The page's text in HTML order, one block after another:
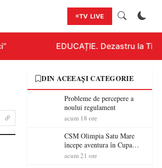
TV LIVE
EDUCAȚIE. Dezastru la
DIN ACEEAȘI CATEGORIE
Probleme de percepere a
noului regulament
acum 18 ore
CSM Olimpia Satu Mare
începe aventura în Cupa
României la Baia Mare
acum 21 ore